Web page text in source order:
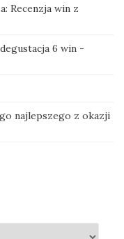
Recenzja win z
6 win -
najlepszego z okazji